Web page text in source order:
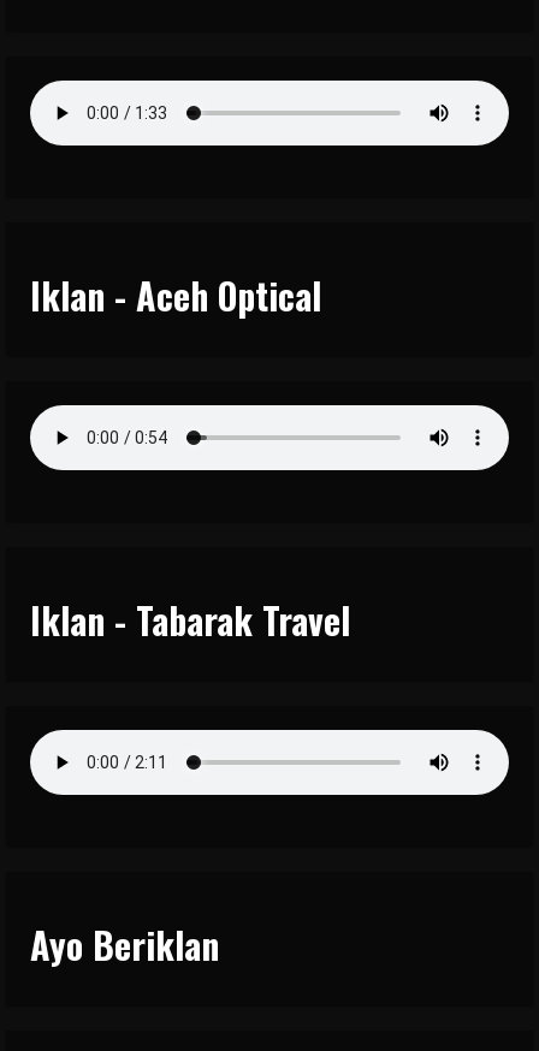
Iklan - Aceh Optical
Iklan - Tabarak Travel
Ayo Beriklan